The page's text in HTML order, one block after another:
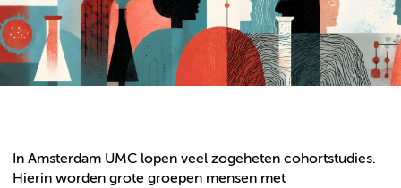
In Amsterdam UMC lopen veel zogeheten cohortstudies.
Hierin worden grote groepen mensen met